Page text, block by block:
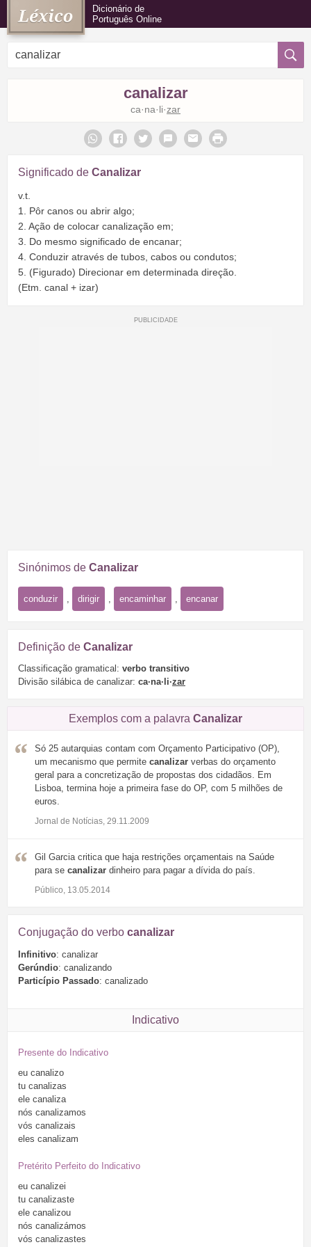
Dicionário de
Português Online
canalizar
ca·na·li·zar
Significado de Canalizar
v.t.
1. Pôr canos ou abrir algo;
2. Ação de colocar canalização em;
3. Do mesmo significado de encanar;
4. Conduzir através de tubos, cabos ou condutos;
5. (Figurado) Direcionar em determinada direção.
(Etm. canal + izar)
Sinónimos de Canalizar
conduzir dirigir encaminhar encanar
Definição de Canalizar
Classificação gramatical: verbo transitivo
Divisão silábica de canalizar: ca·na·li·zar
Exemplos com a palavra Canalizar
Só 25 autarquias contam com Orçamento Participativo (OP),
um mecanismo que permite canalizar verbas do orçamento
geral para a concretização de propostas dos cidadãos. Em
Lisboa, termina hoje a primeira fase do OP, com 5 milhões de
euros.
Jornal de Notícias, 29.11.2009
Gil Garcia critica que haja restrições orçamentais na Saúde
para se canalizar dinheiro para pagar a dívida do país.
Público, 13.05.2014
Conjugação do verbo canalizar
Infinitivo: canalizar
Gerúndio: canalizando
Particípio Passado: canalizado
Indicativo
Presente do Indicativo
eu canalizo
tu canalizas
ele canaliza
nós canalizamos
vós canalizais
eles canalizam
Pretérito Perfeito do Indicativo
eu canalizei
tu canalizaste
ele canalizou
nós canalizámos
vós canalizastes